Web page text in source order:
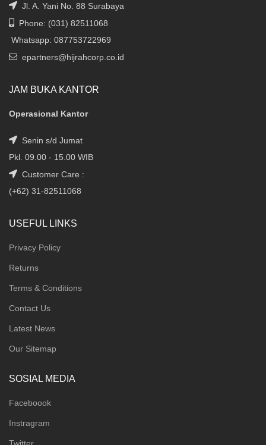
Jl. A. Yani No. 88 Surabaya
Phone: (031) 82511068
Whatsapp: 087753722969
epartners@hijrahcorp.co.id
JAM BUKA KANTOR
Operasional Kantor
Senin s/d Jumat
Pkl. 09.00 - 15.00 WIB
Customer Care :
(+62) 31-82511068
USEFUL LINKS
Privacy Policy
Returns
Terms & Conditions
Contact Us
Latest News
Our Sitemap
SOSIAL MEDIA
Faceboook
Instragram
Twitter